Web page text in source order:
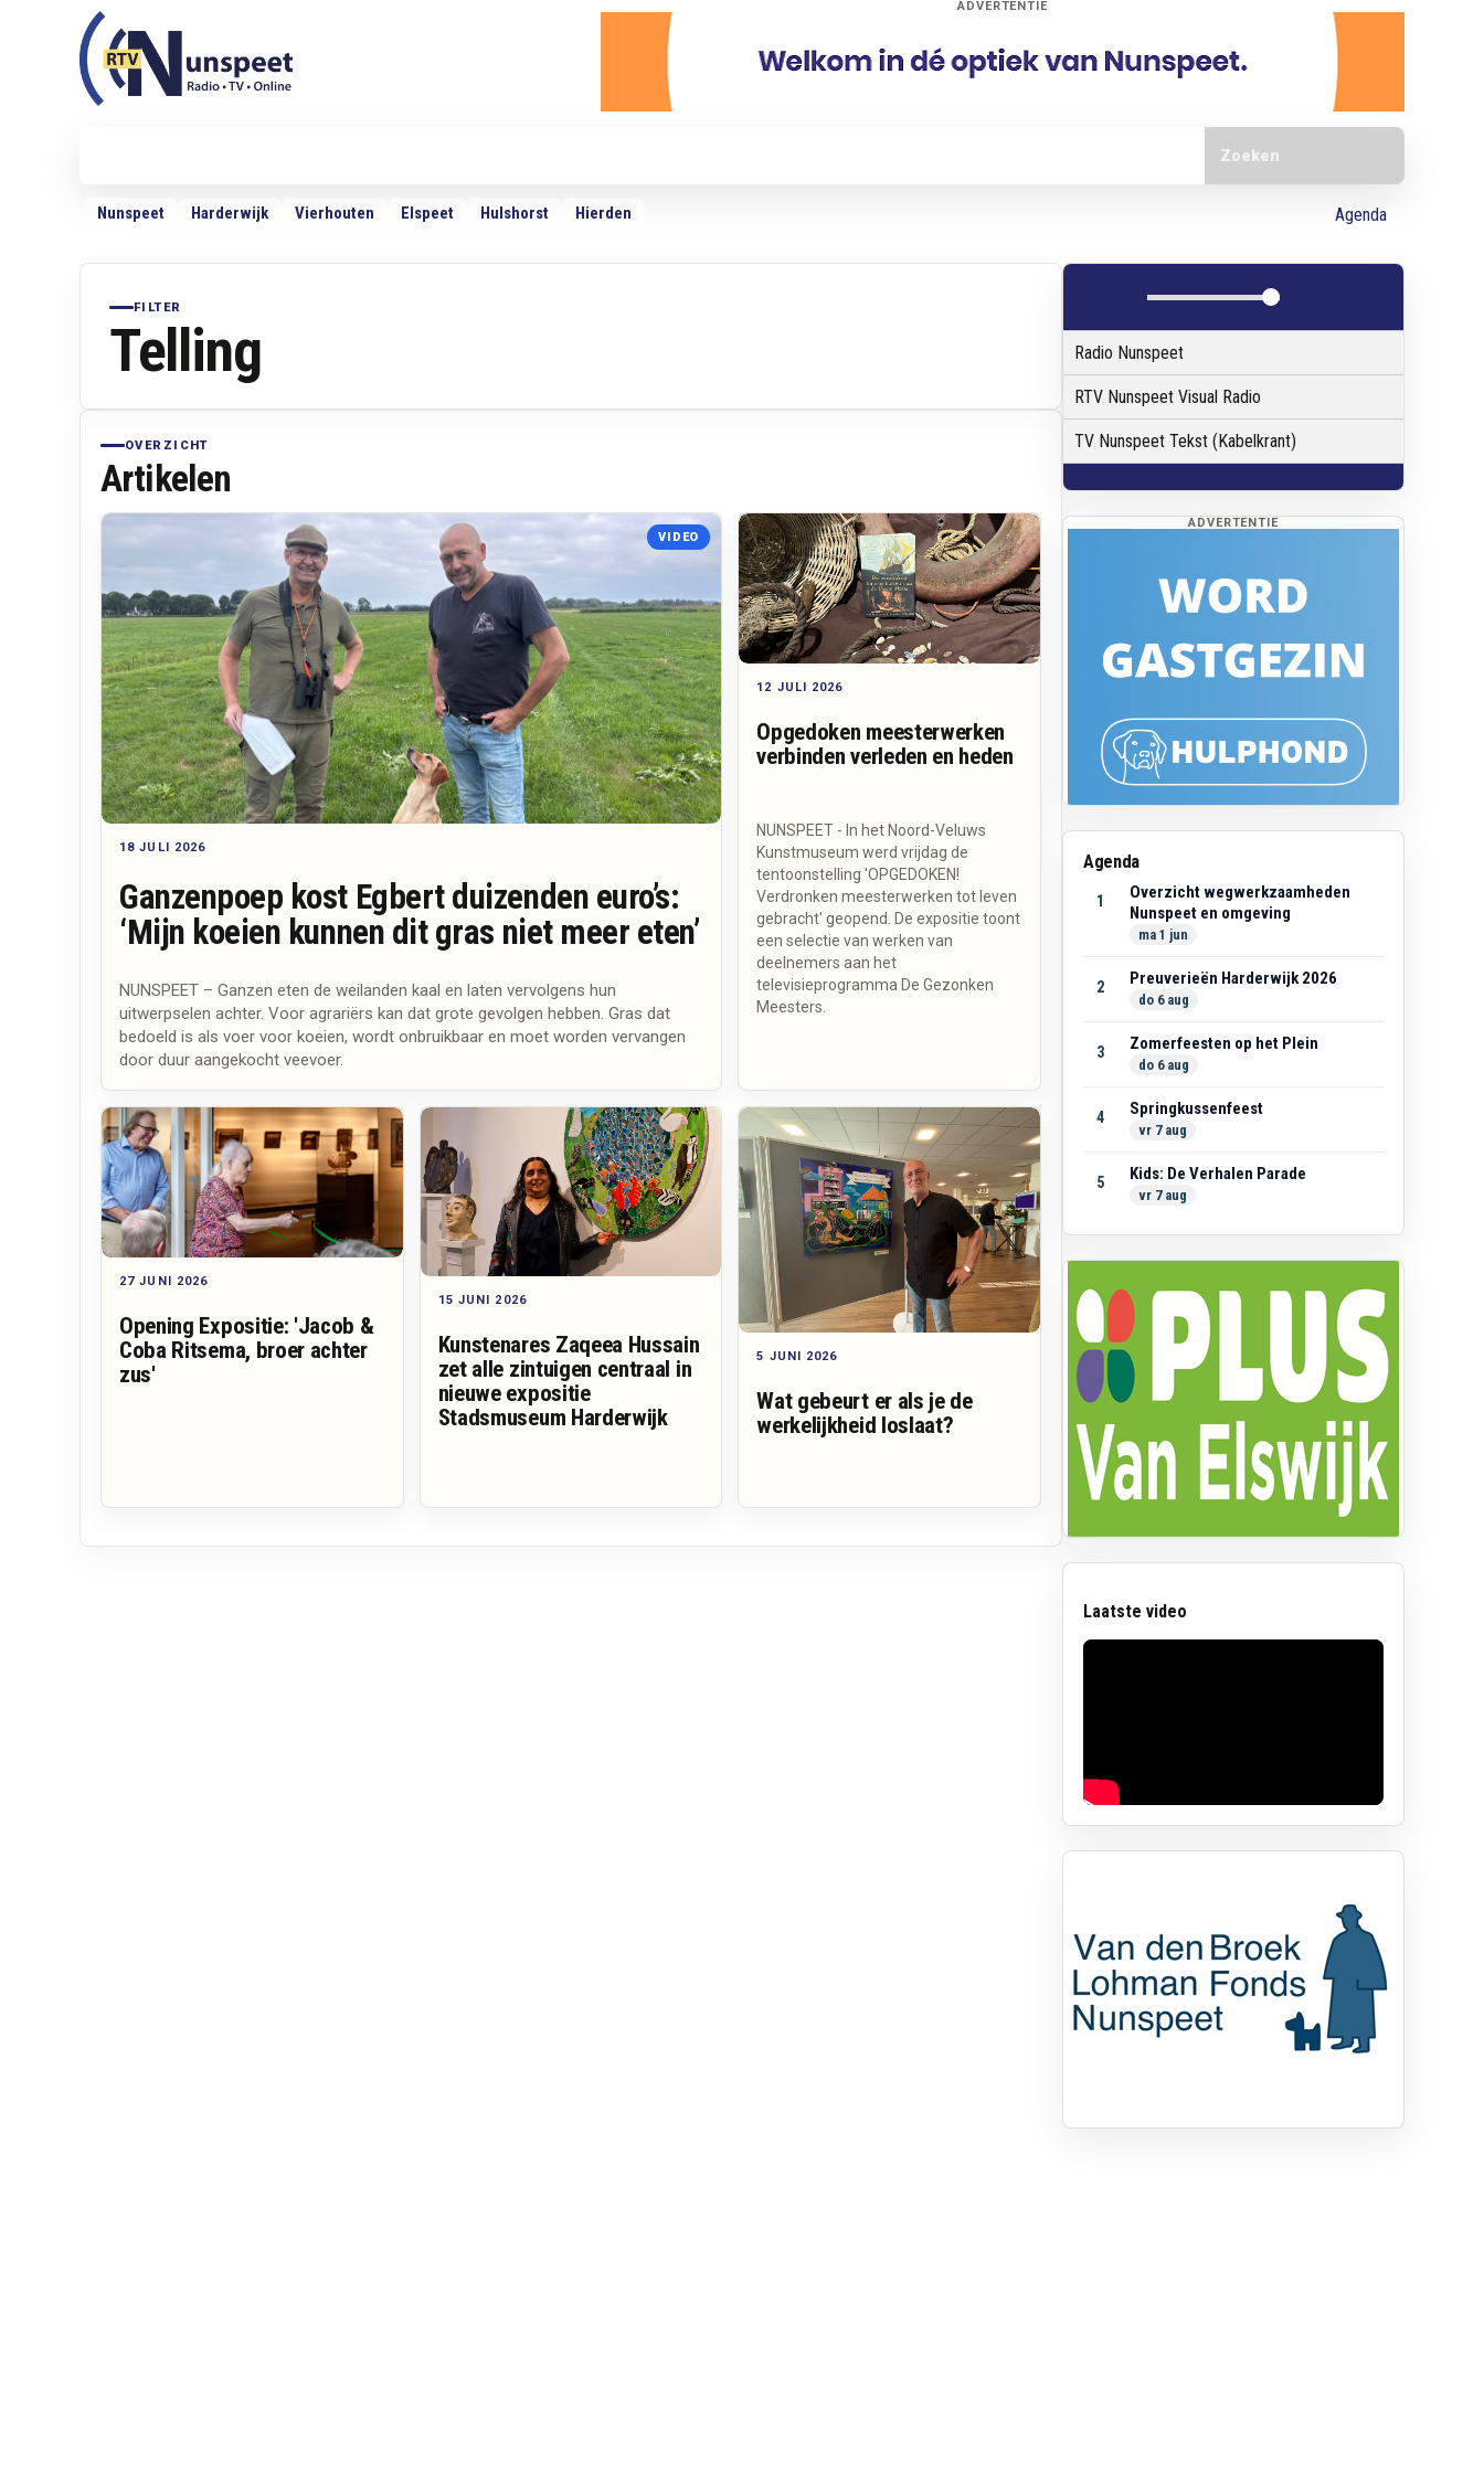
RTV Nunspeet
RTV Nunspeet ADVERTENTIE
Nunspeet Harderwijk Vierhouten Elspeet Hulshorst Hierden Agenda
FILTER
Telling
OVERZICHT
Artikelen
VIDEO
18 JULI 2026
Ganzenpoep kost Egbert duizenden euro’s:
‘Mijn koeien kunnen dit gras niet meer eten’
NUNSPEET – Ganzen eten de weilanden kaal en laten vervolgens hun
uitwerpselen achter. Voor agrariërs kan dat grote gevolgen hebben. Gras dat
bedoeld is als voer voor koeien, wordt onbruikbaar en moet worden vervangen
door duur aangekocht veevoer.
12 JULI 2026
Opgedoken meesterwerken
verbinden verleden en heden
NUNSPEET - In het Noord-Veluws
Kunstmuseum werd vrijdag de
tentoonstelling 'OPGEDOKEN!
Verdronken meesterwerken tot leven
gebracht' geopend. De expositie toont
een selectie van werken van
deelnemers aan het
televisieprogramma De Gezonken
Meesters.
27 JUNI 2026
Opening Expositie: 'Jacob &
Coba Ritsema, broer achter
zus'
15 JUNI 2026
Kunstenares Zaqeea Hussain
zet alle zintuigen centraal in
nieuwe expositie
Stadsmuseum Harderwijk
5 JUNI 2026
Wat gebeurt er als je de
werkelijkheid loslaat?
Radio Nunspeet
RTV Nunspeet Visual Radio
TV Nunspeet Tekst (Kabelkrant)
ADVERTENTIE
Agenda
1
Overzicht wegwerkzaamheden
Nunspeet en omgeving
ma 1 jun
2 Preuverieën Harderwijk 2026
do 6 aug
3 Zomerfeesten op het Plein
do 6 aug
4 Springkussenfeest
vr 7 aug
5 Kids: De Verhalen Parade
vr 7 aug
Laatste video